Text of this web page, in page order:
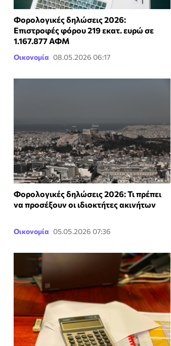
Φορολογικές δηλώσεις 2026:
Επιστροφές φόρου 219 εκατ. ευρώ σε
1.167.877 ΑΦΜ
Οικονομία 08.05.2026 06:17
Φορολογικές δηλώσεις 2026: Τι πρέπει
να προσέξουν οι ιδιοκτήτες ακινήτων
Οικονομία 05.05.2026 07:36